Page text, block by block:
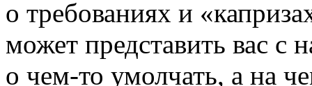
о требованиях и
может представить вас
о чем-то умолчать, а на